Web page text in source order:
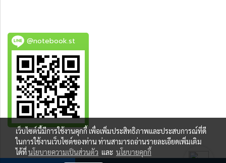
@notebook.st
BEST DEAL
เว็บไซต์นี้มีการใช้งานคุกกี้ เพื่อเพิ่มประสิทธิภาพและประสบการณ์ที่ดี
ในการใช้งานเว็บไซต์ของท่าน ท่านสามารถอ่านรายละเอียดเพิ่มเติม
ได้ที่นโยบายความเป็นส่วนตัว และ นโยบายคุกกี้